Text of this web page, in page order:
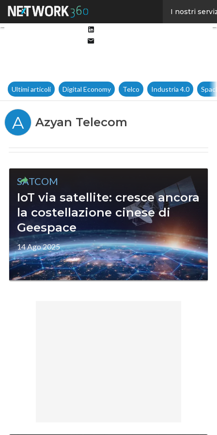
I nostri
Ultimi articoli Digital Economy Telco Industria 4.0
A Azyan Telecom
SATCOM
IoT via satellite: cresce ancora
la costellazione cinese di
Geespace
14 Ago 2025